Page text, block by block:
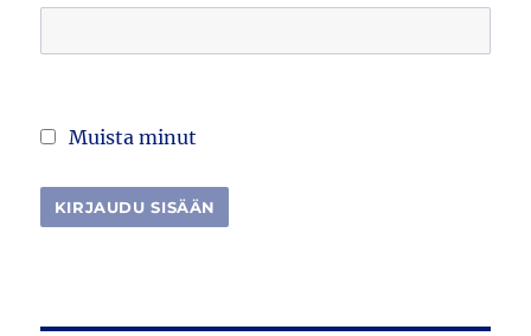
Muista minut